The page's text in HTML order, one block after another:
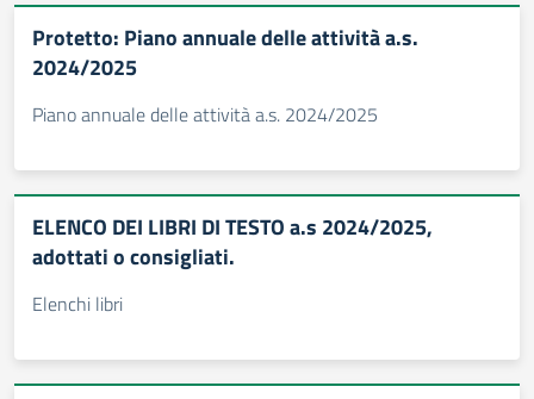
Protetto: Piano annuale delle attività a.s.
2024/2025
Piano annuale delle attività a.s. 2024/2025
ELENCO DEI LIBRI DI TESTO a.s 2024/2025,
adottati o consigliati.
Elenchi libri